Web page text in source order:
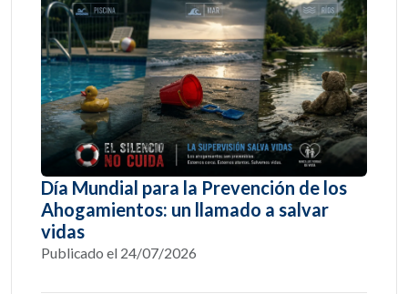
Día Mundial para la Prevención de los
Ahogamientos: un llamado a salvar
vidas
Publicado el 24/07/2026